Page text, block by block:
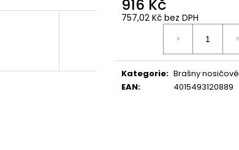
916 Kč
757,02 Kč bez DPH
Kategorie: Brašny nosičové
EAN: 4015493120889